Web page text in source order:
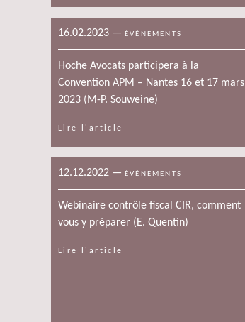
16.02.2023 — ÉVÈNEMENTS
Hoche Avocats participera à la
Convention APM – Nantes 16 et 17 mars
2023 (M-P. Souweine)
Lire l'article
12.12.2022 — ÉVÈNEMENTS
Webinaire contrôle fiscal CIR, comment
vous y préparer (E. Quentin)
Lire l'article